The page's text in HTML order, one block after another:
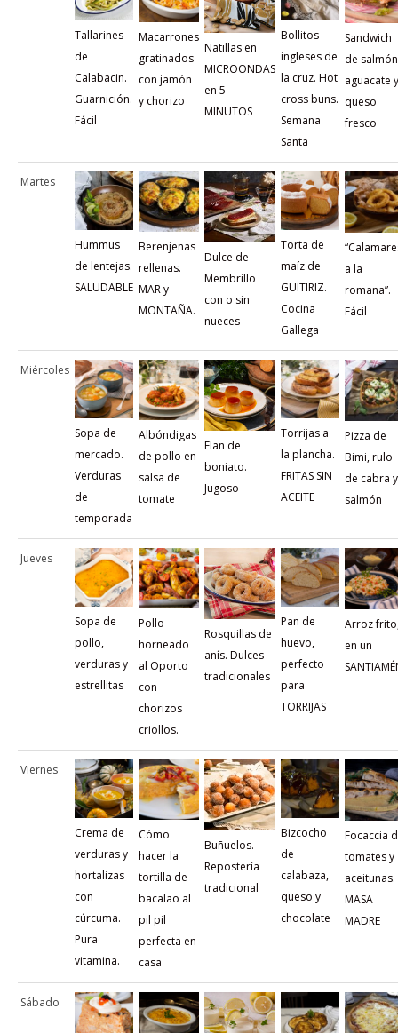
Tallarines
de
Calabacin.
Guarnición.
Fácil
Macarrones
gratinados
con jamón
y chorizo
Natillas en
MICROONDAS
en 5
MINUTOS
Bollitos
ingleses de
la cruz. Hot
cross buns.
Semana
Santa
Sandwich
de
aguacate y
queso
fresco
Martes
Hummus
de lentejas.
SALUDABLE
Berenjenas
rellenas.
MAR y
MONTAÑA.
Dulce de
Membrillo
con o sin
nueces
Torta de
maíz de
GUITIRIZ.
Cocina
Gallega
a la
romana”.
Fácil
Miércoles
Sopa de
mercado.
Verduras
de
temporada
Albóndigas
de pollo en
salsa de
tomate
Flan de
boniato.
Jugoso
Torrijas a
la plancha.
FRITAS SIN
ACEITE
Pizza de
Bimi, rulo
de cabra y
salmón
Jueves
Sopa de
pollo,
verduras y
estrellitas
Pollo
horneado
al Oporto
con
chorizos
criollos.
Rosquillas de
anís. Dulces
tradicionales
Pan de
huevo,
perfecto
para
TORRIJAS
Arroz
en un
Viernes
Crema de
verduras y
hortalizas
con
cúrcuma.
Pura
vitamina.
Cómo
hacer la
tortilla de
bacalao al
pil pil
perfecta en
casa
Buñuelos.
Repostería
tradicional
Bizcocho
de
calabaza,
queso y
chocolate
Focaccia
tomates y
aceitunas.
MASA
MADRE
Sábado